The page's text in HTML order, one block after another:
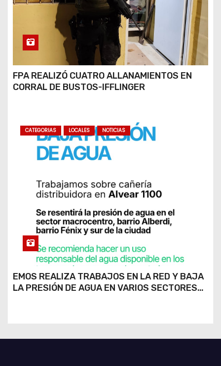
FPA REALIZÓ CUATRO ALLANAMIENTOS EN
CORRAL DE BUSTOS-IFFLINGER
CATEGORIAS LOCALES NOTICIAS
EMOS REALIZA TRABAJOS EN LA RED Y BAJA
LA PRESIÓN DE AGUA EN VARIOS SECTORES